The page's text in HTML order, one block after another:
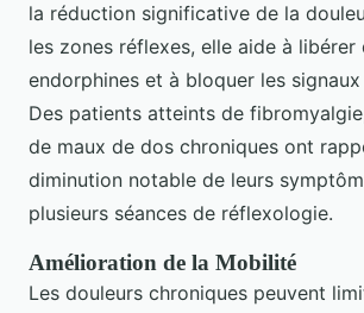
la réduction significative de la
les zones réflexes, elle aide à libérer
endorphines et à bloquer les
Des patients atteints de
de maux de dos chroniques ont
diminution notable de leurs
plusieurs séances de réflexologie.
Amélioration de la Mobilité
Les douleurs chroniques peuvent